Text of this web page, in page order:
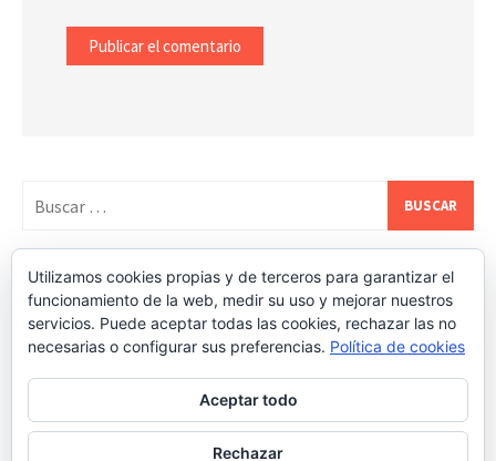
REDES SOCIALES DE ESTATEALDIA
Utilizamos cookies propias y de terceros para garantizar el
funcionamiento de la web, medir su uso y mejorar nuestros
servicios. Puede aceptar todas las cookies, rechazar las no
necesarias o configurar sus preferencias. Política de cookies
Aceptar todo
Rechazar